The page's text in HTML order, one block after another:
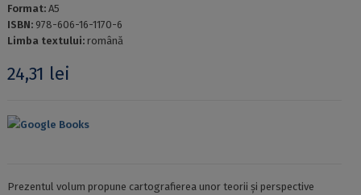
Format: A5
ISBN: 978-606-16-1170-6
Limba textului: română
24,31 lei
Google Books
Prezentul volum propune cartografierea unor teorii și perspective